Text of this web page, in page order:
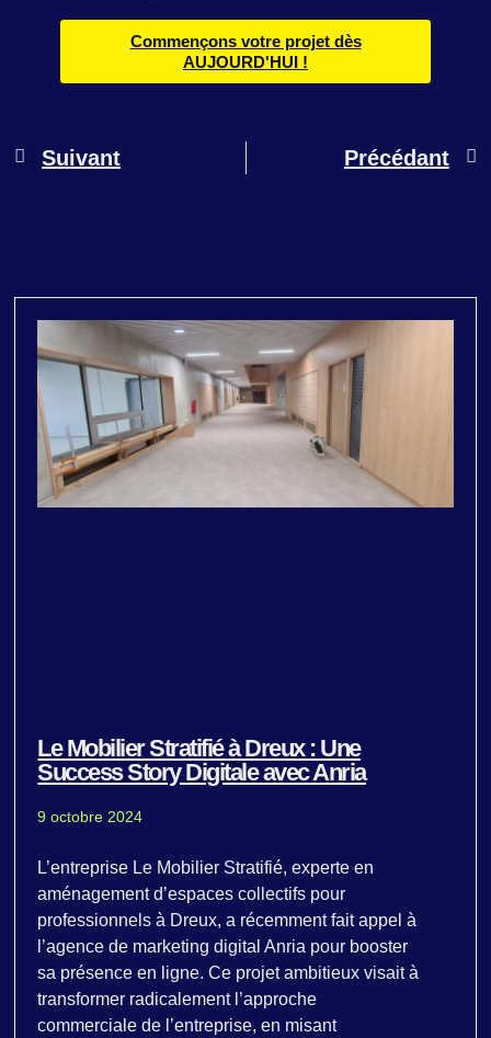
Commençons votre projet dès
AUJOURD'HUI !
Suivant Précédant
Le Mobilier Stratifié à Dreux : Une
Success Story Digitale avec Anria
9 octobre 2024
L’entreprise Le Mobilier Stratifié, experte en
aménagement d’espaces collectifs pour
professionnels à Dreux, a récemment fait appel à
l’agence de marketing digital Anria pour booster
sa présence en ligne. Ce projet ambitieux visait à
transformer radicalement l’approche
commerciale de l’entreprise, en misant